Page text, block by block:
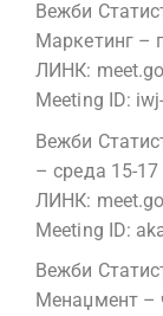
Вежби
Маркетинг –
ЛИНК:
Meeting ID:
Вежби
– среда 15-17
ЛИНК:
Meeting ID:
Вежби
Менаџмент –